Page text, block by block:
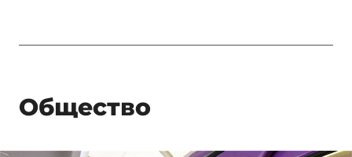
Общество